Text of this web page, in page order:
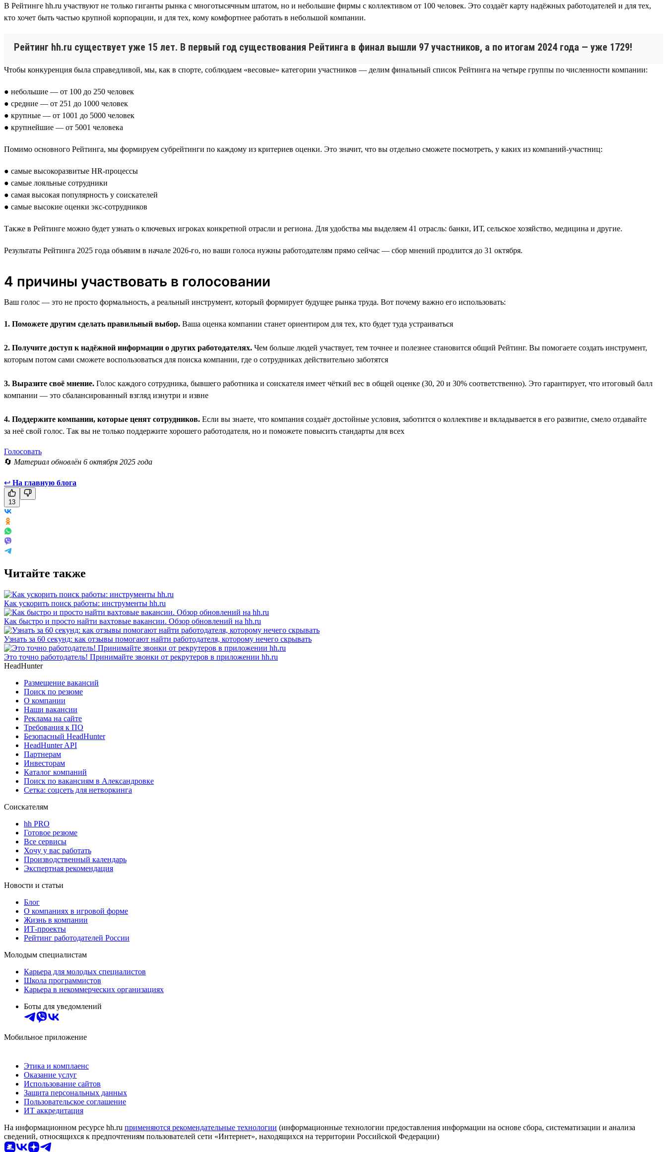
В Рейтинге hh.ru участвуют не только гиганты рынка с многотысячным штатом, но и небольшие фирмы с коллективом от 100 человек. Это создаёт карту надёжных работодателей и для тех,
кто хочет быть частью крупной корпорации, и для тех, кому комфортнее работать в небольшой компании.
Рейтинг hh.ru существует уже 15 лет. В первый год существования Рейтинга в финал вышли 97 участников, а по итогам 2024 года — уже 1729!
Чтобы конкуренция была справедливой, мы, как в спорте, соблюдаем «весовые» категории участников — делим финальный список Рейтинга на четыре группы по численности компании:
● небольшие — от 100 до 250 человек
● средние — от 251 до 1000 человек
● крупные — от 1001 до 5000 человек
● крупнейшие — от 5001 человека
Помимо основного Рейтинга, мы формируем субрейтинги по каждому из критериев оценки. Это значит, что вы отдельно сможете посмотреть, у каких из компаний-участниц:
● самые высокоразвитые HR-процессы
● самые лояльные сотрудники
● самая высокая популярность у соискателей
● самые высокие оценки экс-сотрудников
Также в Рейтинге можно будет узнать о ключевых игроках конкретной отрасли и региона. Для удобства мы выделяем 41 отрасль: банки, ИТ, сельское хозяйство, медицина и другие.
Результаты Рейтинга 2025 года объявим в начале 2026-го, но ваши голоса нужны работодателям прямо сейчас — сбор мнений продлится до 31 октября.
4 причины участвовать в голосовании
Ваш голос — это не просто формальность, а реальный инструмент, который формирует будущее рынка труда. Вот почему важно его использовать:
1. Поможете другим сделать правильный выбор. Ваша оценка компании станет ориентиром для тех, кто будет туда устраиваться
2. Получите доступ к надёжной информации о других работодателях. Чем больше людей участвует, тем точнее и полезнее становится общий Рейтинг. Вы помогаете создать инструмент,
которым потом сами сможете воспользоваться для поиска компании, где о сотрудниках действительно заботятся
3. Выразите своё мнение. Голос каждого сотрудника, бывшего работника и соискателя имеет чёткий вес в общей оценке (30, 20 и 30% соответственно). Это гарантирует, что итоговый балл
компании — это сбалансированный взгляд изнутри и извне
4. Поддержите компании, которые ценят сотрудников. Если вы знаете, что компания создаёт достойные условия, заботится о коллективе и вкладывается в его развитие, смело отдавайте
за неё свой голос. Так вы не только поддержите хорошего работодателя, но и поможете повысить стандарты для всех
Голосовать
🔄 Материал обновлён 6 октября 2025 года
↩ На главную блога
13
Читайте также
Как ускорить поиск работы: инструменты hh.ru
Как быстро и просто найти вахтовые вакансии. Обзор обновлений на hh.ru
Узнать за 60 секунд: как отзывы помогают найти работодателя, которому нечего скрывать
Это точно работодатель! Принимайте звонки от рекрутеров в приложении hh.ru
HeadHunter
Размещение вакансий
Поиск по резюме
О компании
Наши вакансии
Реклама на сайте
Требования к ПО
Безопасный HeadHunter
HeadHunter API
Партнерам
Инвесторам
Каталог компаний
Поиск по вакансиям в Александровке
Сетка: соцсеть для нетворкинга
Соискателям
hh PRO
Готовое резюме
Все сервисы
Хочу у вас работать
Производственный календарь
Экспертная рекомендация
Новости и статьи
Блог
О компаниях в игровой форме
Жизнь в компании
ИТ-проекты
Рейтинг работодателей России
Молодым специалистам
Карьера для молодых специалистов
Школа программистов
Карьера в некоммерческих организациях
Боты для уведомлений
Мобильное приложение
Этика и комплаенс
Оказание услуг
Использование сайтов
Защита персональных данных
Пользовательское соглашение
ИТ аккредитация
На информационном ресурсе hh.ru применяются рекомендательные технологии (информационные технологии предоставления информации на основе сбора, систематизации и анализа
сведений, относящихся к предпочтениям пользователей сети «Интернет», находящихся на территории Российской Федерации)